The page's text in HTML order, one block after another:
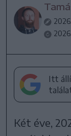
Itt
Két éve,